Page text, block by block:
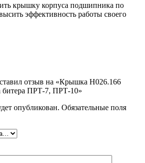
крышку корпуса подшипника по
эффективность работы своего
отзыв на «Крышка Н026.166
битера ПРТ-7, ПРТ-10»
опубликован. Обязательные поля